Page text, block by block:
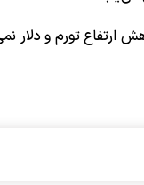
جنگ به کشورمان، کاهش